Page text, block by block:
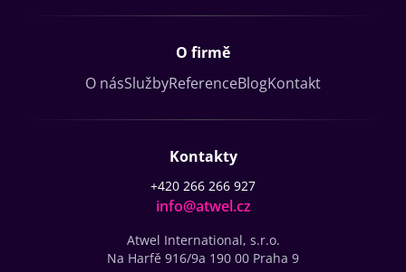
O firmě
O násSlužbyReferenceBlogKontakt
Kontakty
+420 266 266 927
info@atwel.cz
Atwel International, s.r.o.
Na Harfě 916/9a 190 00 Praha 9